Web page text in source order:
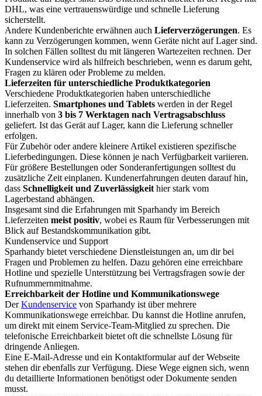
DHL, was eine vertrauenswürdige und schnelle Lieferung
sicherstellt.
Andere Kundenberichte erwähnen auch Lieferverzögerungen. Es
kann zu Verzögerungen kommen, wenn Geräte nicht auf Lager sind.
In solchen Fällen solltest du mit längeren Wartezeiten rechnen. Der
Kundenservice wird als hilfreich beschrieben, wenn es darum geht,
Fragen zu klären oder Probleme zu melden.
Lieferzeiten für unterschiedliche Produktkategorien
Verschiedene Produktkategorien haben unterschiedliche
Lieferzeiten. Smartphones und Tablets werden in der Regel
innerhalb von 3 bis 7 Werktagen nach Vertragsabschluss
geliefert. Ist das Gerät auf Lager, kann die Lieferung schneller
erfolgen.
Für Zubehör oder andere kleinere Artikel existieren spezifische
Lieferbedingungen. Diese können je nach Verfügbarkeit variieren.
Für größere Bestellungen oder Sonderanfertigungen solltest du
zusätzliche Zeit einplanen. Kundenerfahrungen deuten darauf hin,
dass Schnelligkeit und Zuverlässigkeit hier stark vom
Lagerbestand abhängen.
Insgesamt sind die Erfahrungen mit Sparhandy im Bereich
Lieferzeiten meist positiv, wobei es Raum für Verbesserungen mit
Blick auf Bestandskommunikation gibt.
Kundenservice und Support
Sparhandy bietet verschiedene Dienstleistungen an, um dir bei
Fragen und Problemen zu helfen. Dazu gehören eine erreichbare
Hotline und spezielle Unterstützung bei Vertragsfragen sowie der
Rufnummernmitnahme.
Erreichbarkeit der Hotline und Kommunikationswege
DerKundenservice von Sparhandy ist über mehrere
Kommunikationswege erreichbar. Du kannst die Hotline anrufen,
um direkt mit einem Service-Team-Mitglied zu sprechen. Die
telefonische Erreichbarkeit bietet oft die schnellste Lösung für
dringende Anliegen.
Eine E-Mail-Adresse und ein Kontaktformular auf der Webseite
stehen dir ebenfalls zur Verfügung. Diese Wege eignen sich, wenn
du detaillierte Informationen benötigst oder Dokumente senden
musst.